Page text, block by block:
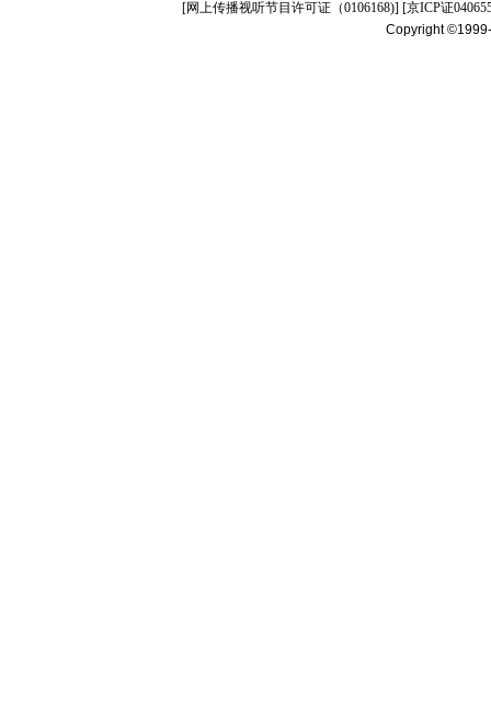
[网上传播视听节目许可证（0106168)] [京ICP证
Copyright